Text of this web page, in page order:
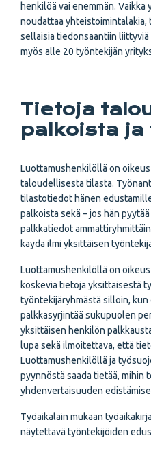
henkilöä vai enemmän.
noudattaa
sellaisia tiedonsaantiin liittyviä
myös alle 20 työntekijän
Tietoja
palkoista
Luottamushenkilöllä on
taloudellisesta tilasta.
tilastotiedot hänen
palkoista sekä – jos hän
palkkatiedot
käydä ilmi yksittäisen
Luottamushenkilöllä on
koskevia tietoja yksittäisestä
työntekijäryhmästä silloin, kun
palkkasyrjintää sukupuolen
yksittäisen henkilön
lupa sekä ilmoitettava, että
Luottamushenkilöllä ja
pyynnöstä saada tietää, mihin
yhdenvertaisuuden
Työaikalain mukaan
näytettävä työntekijöiden